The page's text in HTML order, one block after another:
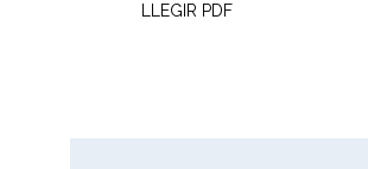
LLEGIR PDF